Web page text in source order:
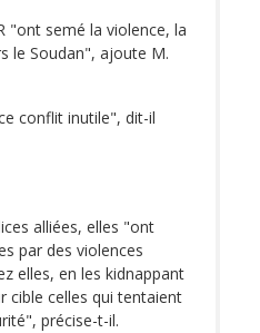
"ont semé la violence, la
le Soudan", ajoute M.
conflit inutile", dit-il
alliées, elles "ont
par des violences
elles, en les kidnappant
cible celles qui tentaient
précise-t-il.